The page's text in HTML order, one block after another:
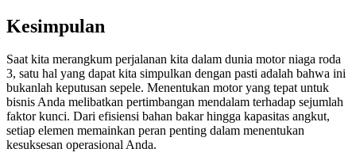
Kesimpulan
Saat kita merangkum perjalanan kita dalam dunia motor niaga roda
3, satu hal yang dapat kita simpulkan dengan pasti adalah bahwa ini
bukanlah keputusan sepele. Menentukan motor yang tepat untuk
bisnis Anda melibatkan pertimbangan mendalam terhadap sejumlah
faktor kunci. Dari efisiensi bahan bakar hingga kapasitas angkut,
setiap elemen memainkan peran penting dalam menentukan
kesuksesan operasional Anda.